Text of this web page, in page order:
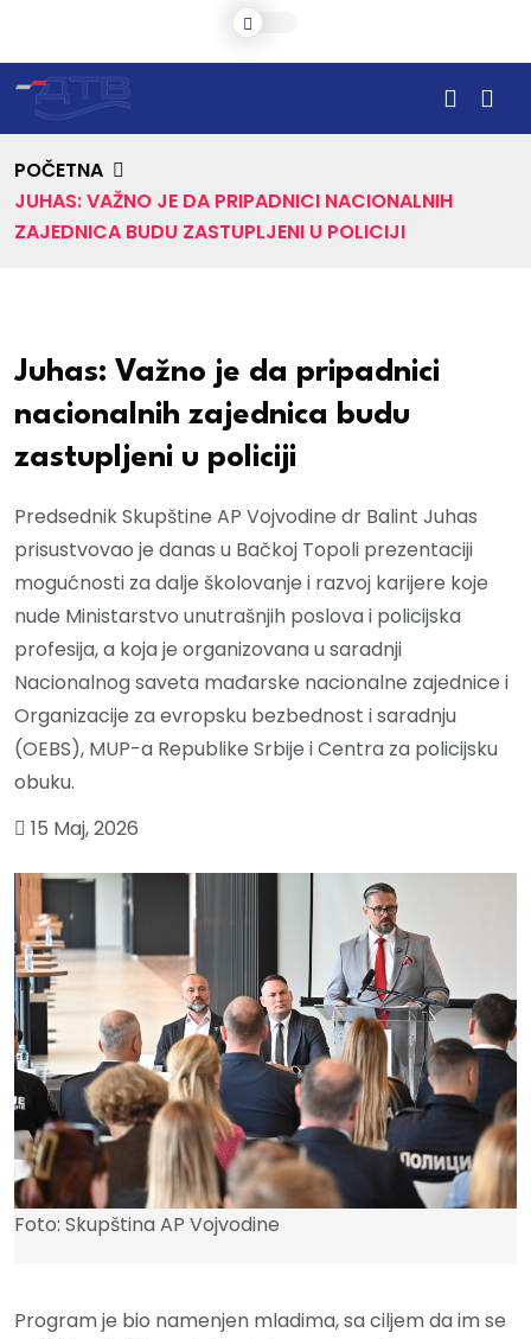
POČETNA
JUHAS: VAŽNO JE DA PRIPADNICI NACIONALNIH
ZAJEDNICA BUDU ZASTUPLJENI U POLICIJI
Juhas: Važno je da pripadnici
nacionalnih zajednica budu
zastupljeni u policiji
Predsednik Skupštine AP Vojvodine dr Balint Juhas
prisustvovao je danas u Bačkoj Topoli prezentaciji
mogućnosti za dalje školovanje i razvoj karijere koje
nude Ministarstvo unutrašnjih poslova i policijska
profesija, a koja je organizovana u saradnji
Nacionalnog saveta mađarske nacionalne zajednice i
Organizacije za evropsku bezbednost i saradnju
(OEBS), MUP-a Republike Srbije i Centra za policijsku
obuku.
15 Maj, 2026
Foto: Skupština AP Vojvodine
Program je bio namenjen mladima, sa ciljem da im se